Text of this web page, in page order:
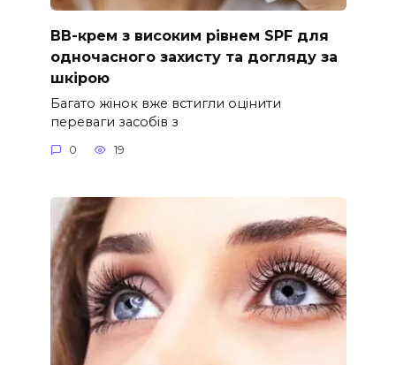
ВВ-крем з високим рівнем SPF для
одночасного захисту та догляду за
шкірою
Багато жінок вже встигли оцінити
переваги засобів з
0 19